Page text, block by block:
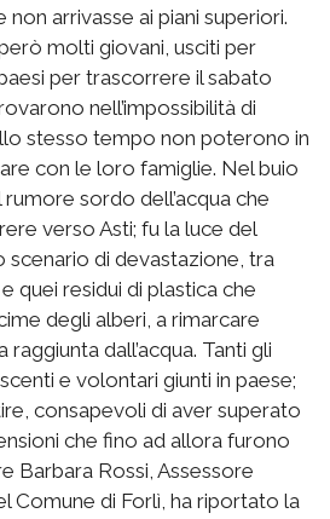
arrivasse ai piani superiori.
molti giovani, usciti per
per trascorrere il sabato
nell’impossibilità di
stesso tempo non poterono in
con le loro famiglie. Nel buio
sordo dell’acqua che
verso Asti; fu la luce del
scenario di devastazione, tra
quei residui di plastica che
degli alberi, a rimarcare
dall’acqua. Tanti gli
e volontari giunti in paese;
consapevoli di aver superato
che fino ad allora furono
Barbara Rossi, Assessore
Comune di Forlì, ha riportato la